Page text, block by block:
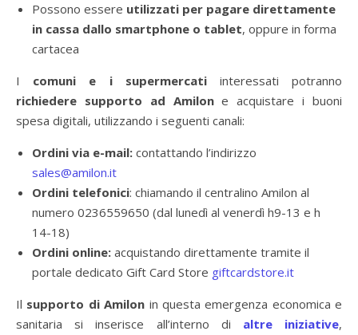
Possono essere utilizzati per pagare direttamente
in cassa dallo smartphone o tablet, oppure in forma
cartacea
I comuni e i supermercatiinteressati potranno
richiedere supporto ad Amilone acquistare i buoni
spesa digitali, utilizzando i seguenti canali:
Ordini via e-mail: contattando l’indirizzo
sales@amilon.it
Ordini telefonici: chiamando il centralino Amilon al
numero 0236559650 (dal lunedì al venerdì h9-13 e h
14-18)
Ordini online: acquistando direttamente tramite il
portale dedicato Gift Card Store giftcardstore.it
Il supporto di Amilon in questa emergenza economica e
sanitaria si inserisce all’interno di
altre iniziative,